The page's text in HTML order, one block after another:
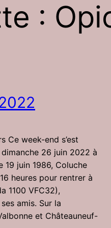
:
Ce week-end s’est
26 juin 2022 à
19 juin 1986, Coluche
heures pour rentrer à
1100 VFC32),
amis. Sur la
et Châteauneuf-